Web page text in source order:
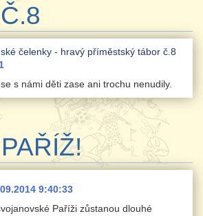
s námi děti zase ani trochu nenudily.
9:40:33
Paříži zůstanou dlouhé